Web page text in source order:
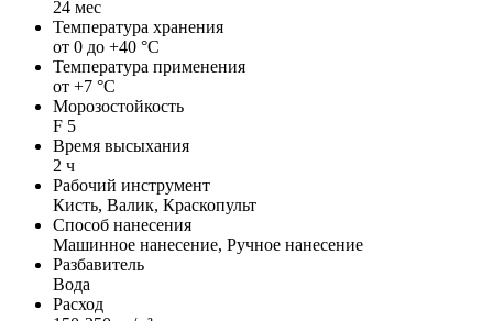
24 мес
Температура хранения
от 0 до +40 °С
Температура применения
от +7 °С
Морозостойкость
F 5
Время высыхания
2 ч
Рабочий инструмент
Кисть, Валик, Краскопульт
Способ нанесения
Машинное нанесение, Ручное нанесение
Разбавитель
Вода
Расход